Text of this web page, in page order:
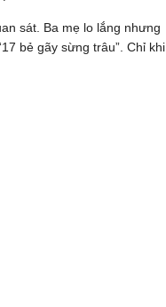
sát. Ba mẹ lo lắng nhưng
bẻ gãy sừng trâu”. Chỉ khi